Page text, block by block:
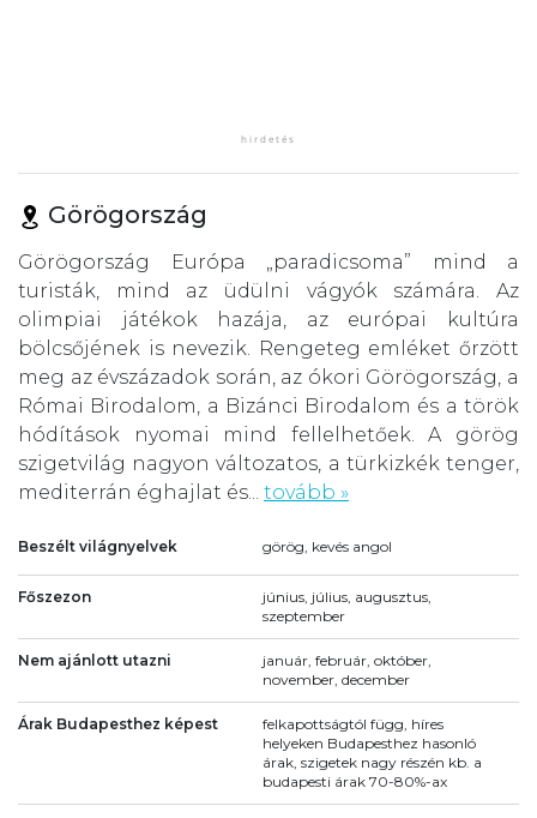
Görögország
Görögország Európa „paradicsoma” mind a
turisták, mind az üdülni vágyók számára. Az
olimpiai játékok hazája, az európai kultúra
bölcsőjének is nevezik. Rengeteg emléket őrzött
meg az évszázadok során, az ókori Görögország, a
Római Birodalom, a Bizánci Birodalom és a török
hódítások nyomai mind fellelhetőek. A görög
szigetvilág nagyon változatos, a türkizkék tenger,
mediterrán éghajlat és... tovább »
Beszélt világnyelvek görög, kevés angol
Főszezon
június, július, augusztus,
szeptember
Nem ajánlott utazni
január, február, október,
november, december
Árak Budapesthez képest
felkapottságtól függ, híres
helyeken Budapesthez hasonló
árak, szigetek nagy részén kb. a
budapesti árak 70-80%-ax